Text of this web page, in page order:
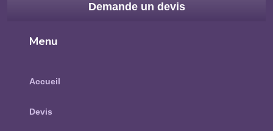
Demande un devis
Menu
Accueil
Devis